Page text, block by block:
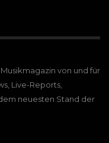
von und für
Live-Reports,
neuesten Stand der